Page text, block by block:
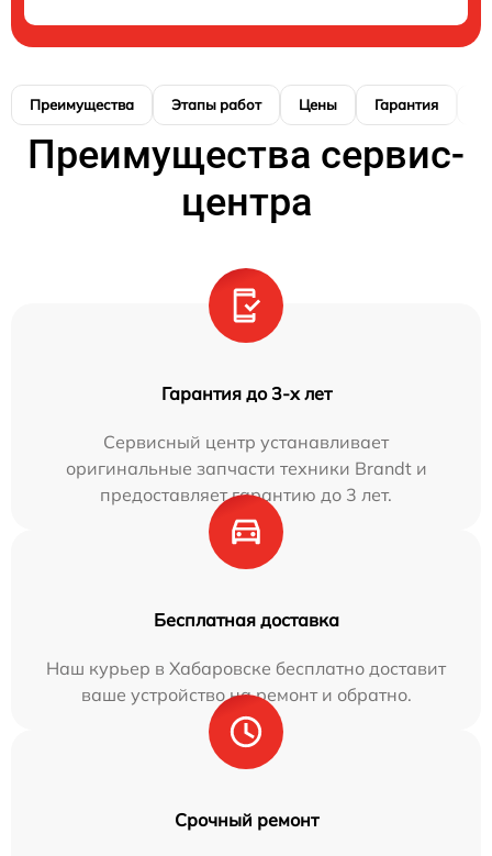
Преимущества Этапы работ Цены Гарантия
Преимущества сервис-
центра
Гарантия до 3-х лет
Сервисный центр устанавливает
оригинальные запчасти техники Brandt и
предоставляет гарантию до 3 лет.
Бесплатная доставка
Наш курьер в Хабаровске бесплатно доставит
ваше устройство на ремонт и обратно.
Срочный ремонт